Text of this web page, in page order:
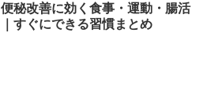
便秘改善に効く食事・運動・腸活
｜すぐにできる習慣まとめ